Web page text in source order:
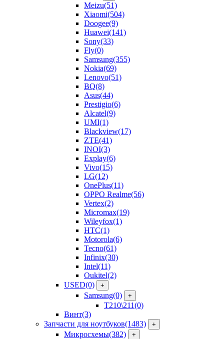
Meizu(51)
Xiaomi(504)
Doogee(9)
Huawei(141)
Sony(33)
Fly(0)
Samsung(355)
Nokia(69)
Lenovo(51)
BQ(8)
Asus(44)
Prestigio(6)
Alcatel(9)
UMI(1)
Blackview(17)
ZTE(41)
INOI(3)
Explay(6)
Vivo(15)
LG(12)
OnePlus(11)
OPPO Realme(56)
Vertex(2)
Micromax(19)
Wileyfox(1)
HTC(1)
Motorola(6)
Tecno(61)
Infinix(30)
Intel(11)
Oukitel(2)
USED(0) +
Samsung(0) +
T210\211(0)
Винт(3)
Запчасти для ноутбуков(1483) +
Микросхемы(382) +